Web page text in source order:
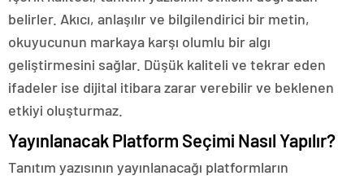
belirler. Akıcı, anlaşılır ve bilgilendirici bir metin,
okuyucunun markaya karşı olumlu bir algı
geliştirmesini sağlar. Düşük kaliteli ve tekrar eden
ifadeler ise dijital itibara zarar verebilir ve beklenen
etkiyi oluşturmaz.
Yayınlanacak Platform Seçimi Nasıl Yapılır?
Tanıtım yazısının yayınlanacağı platformların